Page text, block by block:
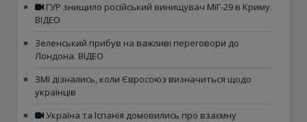
ГУР знищило російський винищувач МіГ-29 в Криму.
ВІДЕО
Зеленський прибув на важливі переговори до
Лондона. ВІДЕО
ЗМІ дізнались, коли Євросоюз визначиться щодо
українців
Україна та Іспанія домовились про взаємну